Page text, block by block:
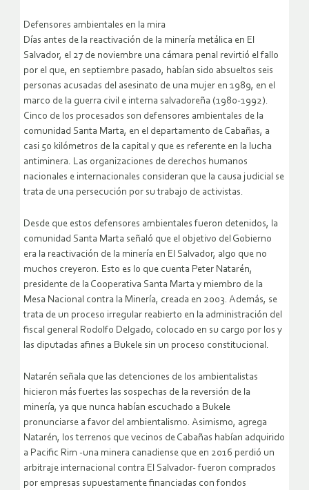
Defensores ambientales en la mira
Días antes de la reactivación de la minería metálica en El
Salvador, el 27 de noviembre una cámara penal revirtió el fallo
por el que, en septiembre pasado, habían sido absueltos seis
personas acusadas del asesinato de una mujer en 1989, en el
marco de la guerra civil e interna salvadoreña (1980-1992).
Cinco de los procesados son defensores ambientales de la
comunidad Santa Marta, en el departamento de Cabañas, a
casi 50 kilómetros de la capital y que es referente en la lucha
antiminera. Las organizaciones de derechos humanos
nacionales e internacionales consideran que la causa judicial se
trata de una persecución por su trabajo de activistas.
Desde que estos defensores ambientales fueron detenidos, la
comunidad Santa Marta señaló que el objetivo del Gobierno
era la reactivación de la minería en El Salvador, algo que no
muchos creyeron. Esto es lo que cuenta Peter Natarén,
presidente de la Cooperativa Santa Marta y miembro de la
Mesa Nacional contra la Minería, creada en 2003. Además, se
trata de un proceso irregular reabierto en la administración del
fiscal general Rodolfo Delgado, colocado en su cargo por los y
las diputadas afines a Bukele sin un proceso constitucional.
Natarén señala que las detenciones de los ambientalistas
hicieron más fuertes las sospechas de la reversión de la
minería, ya que nunca habían escuchado a Bukele
pronunciarse a favor del ambientalismo. Asimismo, agrega
Natarén, los terrenos que vecinos de Cabañas habían adquirido
a Pacific Rim -una minera canadiense que en 2016 perdió un
arbitraje internacional contra El Salvador- fueron comprados
por empresas supuestamente financiadas con fondos